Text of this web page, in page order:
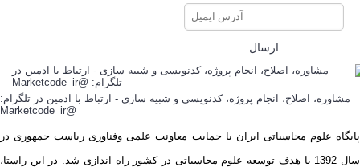
ارسال
مشاوره، اصلاح، انجام پروژه، کدنویسی و شبیه سازی - ارتباط با ادمین در تلگرام:
@Marketcode_ir
پایگاه علوم محاسباتی ایران با حمایت معاونت علمی وفناوری ریاست جمهوری در
سال 1392 با هدف توسعه علوم محاسباتی در کشور راه اندازی شد. در این راستا،